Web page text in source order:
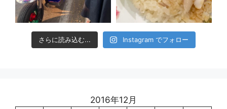
さらに読み込む... Instagram でフォロー
2016年12月